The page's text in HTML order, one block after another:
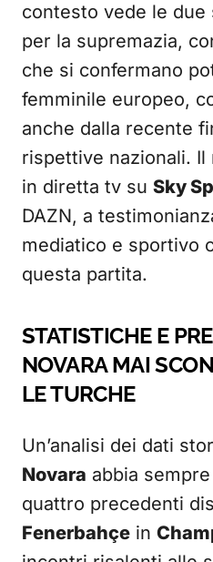
contesto vede le
per la supremazia,
che si confermano
femminile europeo,
anche dalla recente
rispettive nazionali.
in diretta tv su Sky
DAZN, a
mediatico e sportivo
questa partita.
STATISTICHE E
NOVARA MAI
LE TURCHE
Un’analisi dei dati
Novara abbia
quattro precedenti
Fenerbahçe in